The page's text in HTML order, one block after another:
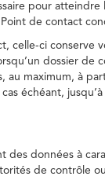
pour
de contact
celle-ci conserve
dossier de
au maximum, à
échéant,
des données à
de contrôle